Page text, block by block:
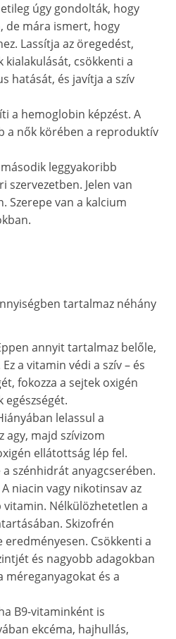
úgy gondolták, hogy
de mára ismert, hogy
Lassítja az öregedést,
kialakulását, csökkenti a
hatását, és javítja a szív
a hemoglobin képzést. A
a nők körében a reproduktív
leggyakoribb
szervezetben. Jelen van
Szerepe van a kalcium
tartalmaz néhány
annyit tartalmaz belőle,
a vitamin védi a szív – és
fokozza a sejtek oxigén
egészségét.
lelassul a
agy, majd szívizom
ellátottság lép fel.
szénhidrát anyagcserében.
niacin vagy nikotinsav az
Nélkülözhetetlen a
Skizofrén
eredményesen. Csökkenti a
és nagyobb adagokban
méreganyagokat és a
B9-vitaminként is
ekcéma, hajhullás,